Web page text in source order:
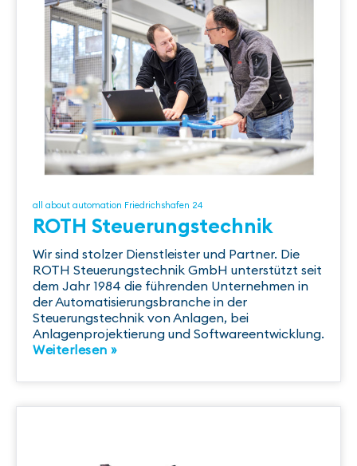
all about automation Friedrichshafen 24
ROTH Steuerungstechnik
Wir sind stolzer Dienstleister und Partner. Die
ROTH Steuerungstechnik GmbH unterstützt seit
dem Jahr 1984 die führenden Unternehmen in
der Automatisierungsbranche in der
Steuerungstechnik von Anlagen, bei
Anlagenprojektierung und Softwareentwicklung.
Weiterlesen »